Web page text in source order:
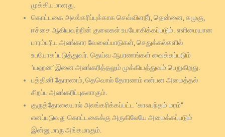
முக்கியமானது.
கொட்டகை அலங்கரிப்புக்காக செவ்விளநீர், தென்னை, கமுகு,
ஈச்சை ஆகியவற்றின் குலைகள் உபயோகிக்கப்படும். எளிமையான
பாரம்பரிய அலங்கார வேலைப்பாடுகள், செதுக்கல்களில்
உபயோகப்படுத்துவர். தெய்வ ஆபரணங்கள் வைக்கப்படும்
‘யஹன’ இனை அலங்கரித்தலும் முக்கியத்துவம் பெறுகிறது.
பத்தினி தோரணம், தெவொல் தோரணம் என்பன அமைத்தல்
சிறப்பு அலங்கரிப்புகளாகும்.
குருத்தோலையால் அலங்கரிக்கப்பட்ட ‘காலபந்தம் மரம்”
எனப்படுவது கொட்டகைக்கு அருகிலேயே அமைக்கப்படும்
இன்னுமாரு அங்கமாகும்.